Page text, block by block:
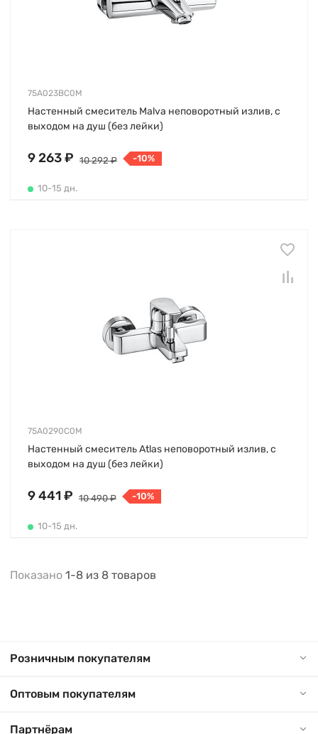
75A023BC0M
Настенный смеситель Malva неповоротный излив, с
выходом на душ (без лейки)
9 263 ₽ 10 292 ₽ -10%
10-15 дн.
75A0290C0M
Настенный смеситель Atlas неповоротный излив, с
выходом на душ (без лейки)
9 441 ₽ 10 490 ₽ -10%
10-15 дн.
Показано 1-8 из 8 товаров
Розничным покупателям
Оптовым покупателям
Партнёрам